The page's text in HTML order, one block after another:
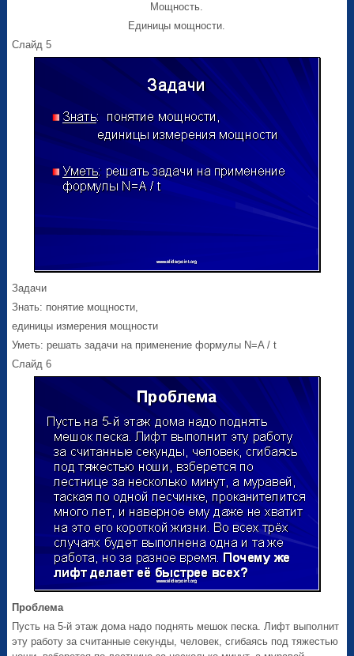
Мощность.
Единицы мощности.
Слайд 5
Задачи
Знать: понятие мощности,
единицы измерения мощности
Уметь: решать задачи на применение формулы N=A / t
Слайд 6
Проблема
Пусть на 5-й этаж дома надо поднять мешок песка. Лифт выполнит
эту работу за считанные секунды, человек, сгибаясь под тяжестью